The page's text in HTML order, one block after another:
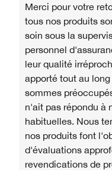
Merci pour votre
tous nos produits
soin sous la
personnel
leur qualité
apporté tout au
sommes
n'ait pas répondu à
habituelles. Nous
nos produits font
d'évaluations
revendications de